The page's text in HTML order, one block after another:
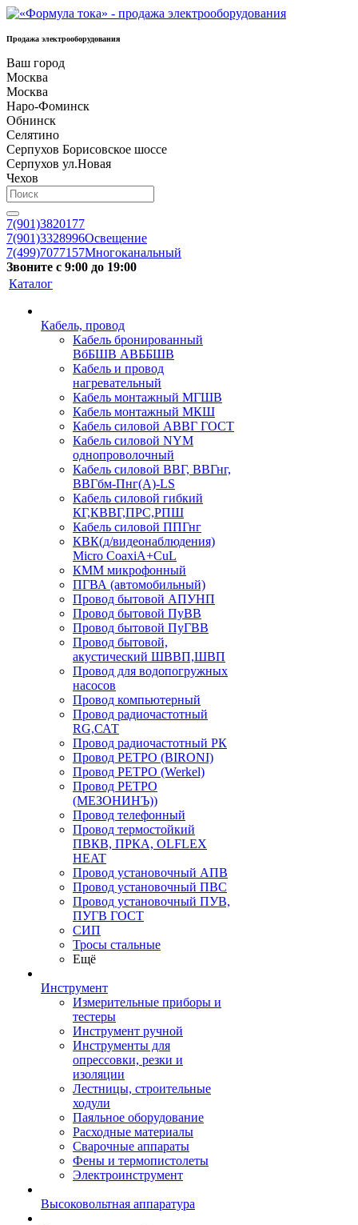
Продажа электрооборудования
Ваш город
Москва
Москва
Наро-Фоминск
Обнинск
Селятино
Серпухов Борисовское шоссе
Серпухов ул.Новая
Чехов
7(901)3820177
7(901)3328996Освещение
7(499)7077157Многоканальный
Звоните с 9:00 до 19:00
Каталог
Кабель, провод
Кабель бронированный
ВбБШВ АВББШВ
Кабель и провод
нагревательный
Кабель монтажный МГШВ
Кабель монтажный МКШ
Кабель силовой АВВГ ГОСТ
Кабель силовой NYM
однопроволочный
Кабель силовой ВВГ, ВВГнг,
ВВГбм-Пнг(А)-LS
Кабель силовой гибкий
КГ,КВВГ,ПРС,РПШ
Кабель силовой ППГнг
КВК(д/видеонаблюдения)
Micro CoaxiA+CuL
КММ микрофонный
ПГВА (автомобильный)
Провод бытовой АПУНП
Провод бытовой ПуВВ
Провод бытовой ПуГВВ
Провод бытовой,
акустический ШВВП,ШВП
Провод для водопогружных
насосов
Провод компьютерный
Провод радиочастотный
RG,САТ
Провод радиочастотный РК
Провод РЕТРО (BIRONI)
Провод РЕТРО (Werkel)
Провод РЕТРО
(МЕЗОНИНЪ))
Провод телефонный
Провод термостойкий
ПВКВ, ПРКА, OLFLEX
HEAT
Провод установочный АПВ
Провод установочный ПВС
Провод установочный ПУВ,
ПУГВ ГОСТ
СИП
Тросы стальные
Ещё
Инструмент
Измерительные приборы и
тестеры
Инструмент ручной
Инструменты для
опрессовки, резки и
изоляции
Лестницы, строительные
ходули
Паяльное оборудование
Расходные материалы
Сварочные аппараты
Фены и термопистолеты
Электроинструмент
Высоковольтная аппаратура